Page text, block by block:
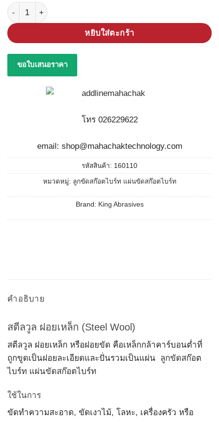
จำนวน Steel Wool-สตีลวูล ฝอยเหล็ก (2.5 Kg. ม้วนใหญ่) ชิ้น
หยิบใส่ตะกร้า
ขอใบเสนอราคา
โทร 026229622
email: shop@mahachaktechnology.com
รหัสสินค้า: 160110
หมวดหมู่: ลูกขัดสก๊อตไบร์ท แผ่นขัดสก๊อตไบร์ท
Brand: King Abrasives
คำอธิบาย
สตีลวูล ฝอยเหล็ก (Steel Wool)
สตีลวูล ฝอยเหล็ก หรือฝอยขัด คือเหล็กกล้าคาร์บอนต่ำที่
ถูกขูดเป็นฝอยละเอียดและปั่นรวมเป็นแผ่น ลูกขัดสก๊อต
ไบร์ท แผ่นขัดสก๊อตไบร์ท
ใช้ในการ
ขัดทำความสะอาด, ขัดเงาไม้, โลหะ, เครื่องครัว หรือ